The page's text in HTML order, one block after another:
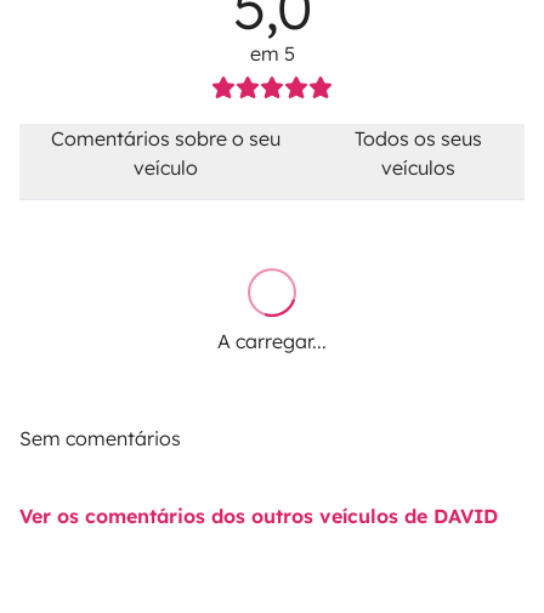
em 5
Comentários sobre o seu
veículo
Todos os seus
veículos
A carregar...
Sem comentários
Ver os comentários dos outros veículos de DAVID